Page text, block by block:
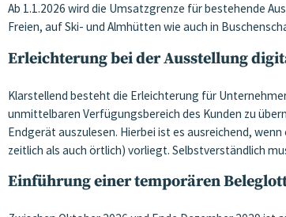
Ab 1.1.2026 wird die Umsatzgrenze für bestehende
Freien, auf Ski- und Almhütten wie auch in
Erleichterung bei der Ausstellung
Klarstellend besteht die Erleichterung für
unmittelbaren Verfügungsbereich des Kunden zu
Endgerät auszulesen. Hierbei ist es ausreichend,
zeitlich als auch örtlich) vorliegt. Selbstverständlich
Einführung einer temporären